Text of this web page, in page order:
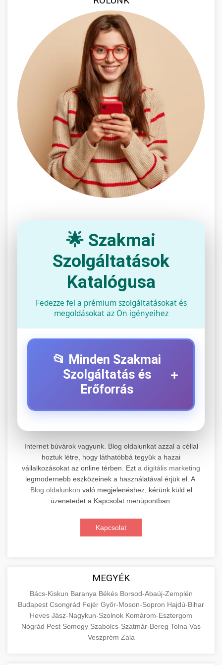
🌟 Szakmai
Szolgáltatások
Katalógusa
Fedezze fel a prémium szolgáltatásokat és
megoldásokat az Ön igényeihez
📂 Minden Szakmai
Szolgáltatás és
Erőforrás
+
+
Professzionális elektromos roller javítási és
karbantartási szolgáltatások. Szakértő
technikusaink minőségi szervízt nyújtanak
minden jelentős márkához és modellhez.
Szervizközpont Látogatása
📊 2. Online Marketing
Ügynökség
+
beleértve a SEO-t, közösségi média kezelést és
digitális hirdetéseket. Növekedés elérése
aimarketingugynokseg.hu
digitális ügynökségi szolgáltatások
🛴 3. Legjobb Elektromos Roller
legjobb modelleket, funkciókat és árakat
megalapozott vásárlási döntéshez.
Legjobb Modellek Megtekintése
🔗 4. Prémium Linképítés
Magas minőségű backlink beszerzési
szolgáltatások webhelye autoritásának és
keresőmotoros rangsorolásának növeléséhez.
Csak fehér kalapú technikák.
📦 5. Termékek és
Szolgáltatások
+
Internet búvárok vagyunk. Blog oldalunkat azzal a céllal
hoztuk létre, hogy láthatóbbá tegyük a hazai
vállalkozásokat az online térben. Ezt a digitális marketing
legmodernebb eszközeinek a használatával érjük el. A
Blog oldalunkon való megjelenéshez, kérünk küld el
üzenetedet a Kapcsolat menüpontban.
Kapcsolat
MEGYÉK
Bács-Kiskun Baranya Békés Borsod-Abaúj-Zemplén
Budapest Csongrád Fejér Győr-Moson-Sopron Hajdú-Bihar
Heves Jász-Nagykun-Szolnok Komárom-Esztergom
Nógrád Pest Somogy Szabolcs-Szatmár-Bereg Tolna Vas
Veszprém Zala